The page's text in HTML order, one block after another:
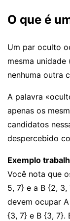
O que é
Um par oculto
mesma
nenhuma outra
A palavra
apenas os
candidatos
despercebido
Exemplo
Você nota que
5, 7} e a B {2,
devem ocupar
{3, 7} e B {3, 7}.